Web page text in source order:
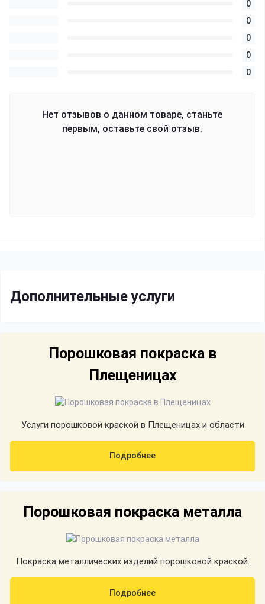
0
0
0
0
0
Нет отзывов о данном товаре, станьте
первым, оставьте свой отзыв.
Дополнительные услуги
Порошковая покраска в
Плещеницах
Услуги порошковой краской в Плещеницах и области
Подробнее
Порошковая покраска металла
Покраска металлических изделий порошковой краской.
Подробнее